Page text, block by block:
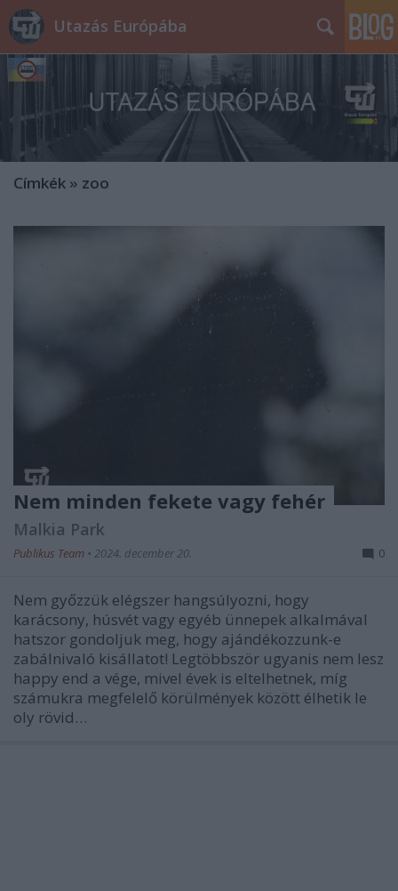
Utazás Európába
Címkék » zoo
Nem minden fekete vagy fehér
Malkia Park
Publikus Team • 2024. december 20. 0
Nem győzzük elégszer hangsúlyozni, hogy
karácsony, húsvét vagy egyéb ünnepek alkalmával
hatszor gondoljuk meg, hogy ajándékozzunk-e
zabálnivaló kisállatot! Legtöbbször ugyanis nem lesz
happy end a vége, mivel évek is eltelhetnek, míg
számukra megfelelő körülmények között élhetik le
oly rövid…